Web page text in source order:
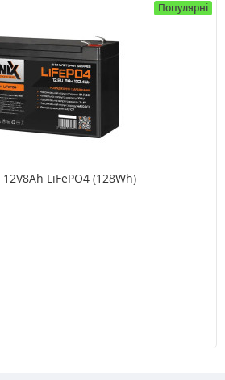
Популярні
LiFePO4 (128Wh)